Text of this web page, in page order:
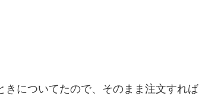
についてたので、そのまま注文すれば